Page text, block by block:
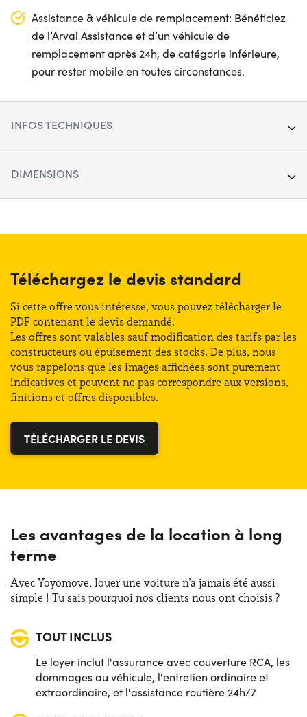
Assistance & véhicule de remplacement: Bénéficiez
de l’Arval Assistance et d’un véhicule de
remplacement après 24h, de catégorie inférieure,
pour rester mobile en toutes circonstances.
INFOS TECHNIQUES
Transmission :Avant
Places :5
Puissance :160 CV
Classe énergétique : D
DIMENSIONS
Hauteur : 165 cm
Coffre (max) :1150 lt
Coffre (min) :470 lt
Téléchargez le devis standard
Si cette offre vous intéresse, vous pouvez télécharger le
PDF contenant le devis demandé.
Les offres sont valables sauf modification des tarifs par les
constructeurs ou épuisement des stocks. De plus, nous
vous rappelons que les images affichées sont purement
indicatives et peuvent ne pas correspondre aux versions,
finitions et offres disponibles.
TÉLÉCHARGER LE DEVIS
Les avantages de la location à long
terme
Avec Yoyomove, louer une voiture n’a jamais été aussi
simple ! Tu sais pourquoi nos clients nous ont choisis ?
TOUT INCLUS
Le loyer inclut l'assurance avec couverture RCA, les
dommages au véhicule, l'entretien ordinaire et
extraordinaire, et l'assistance routière 24h/7